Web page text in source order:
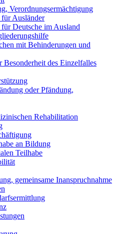
Verordnungsermächtigung
Ausländer
Deutsche im Ausland
mit Behinderungen und
Besonderheit des Einzelfalles
oder Pfändung,
Rehabilitation
an Bildung
Teilhabe
gemeinsame Inanspruchnahme